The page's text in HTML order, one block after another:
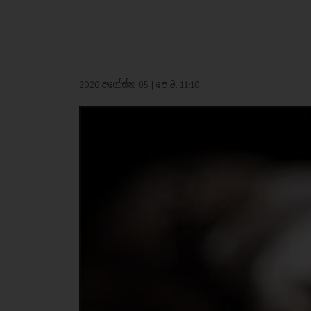
2020 අගෝස්තු 05 | පෙ.ව. 11:10